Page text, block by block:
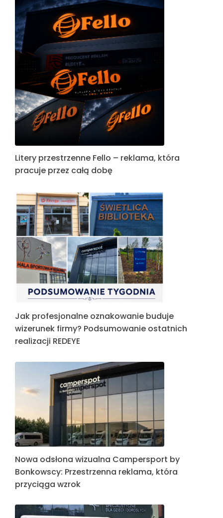
Litery przestrzenne Fello – reklama, która
pracuje przez całą dobę
Jak profesjonalne oznakowanie buduje
wizerunek firmy? Podsumowanie ostatnich
realizacji REDEYE
Nowa odsłona wizualna Campersport by
Bonkowscy: Przestrzenna reklama, która
przyciąga wzrok